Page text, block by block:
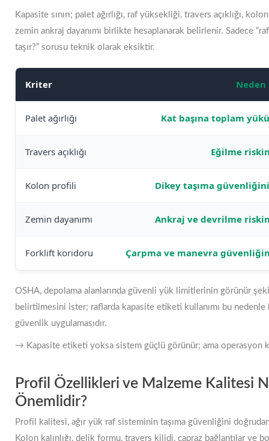
Kapasite sınırı; palet ağırlığı, raf yüksekliği, travers açıklığı,
zemin ankraj dayanımı birlikte hesaplanarak belirlenir. Sadece
taşır?” sorusu teknik olarak eksiktir.
Kriter Neden
Palet ağırlığı Kat başına toplam
Travers açıklığı Eğilme
Kolon profili Dikey taşıma
Zemin dayanımı Ankraj ve devrilme
Forklift koridoru Çarpma ve manevra
OSHA, depolama alanlarında güvenli yük limitlerinin görünür
belirtilmesini ister; raflarda kapasite etiketi kullanımı bu
güvenlik uygulamasıdır.
→ Kapasite etiketi yoksa sistem güçlü görünür; ama operasyon
Profil Özellikleri ve Malzeme Kalitesi
Önemlidir?
Profil kalitesi, ağır yük raf sisteminin taşıma güvenliğini
Kolon kalınlığı, delik formu, travers kilidi, çapraz bağlantılar ve